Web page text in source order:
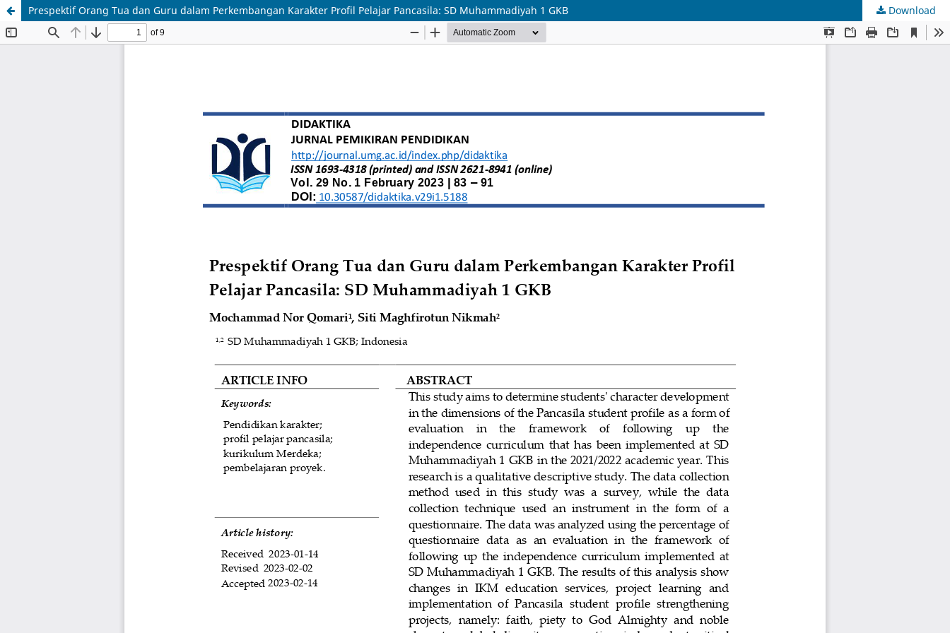
Prespektif Orang Tua dan Guru dalam Perkembangan Karakter Profil Pelajar Pancasila: SD Muhammadiyah 1 GKB Download